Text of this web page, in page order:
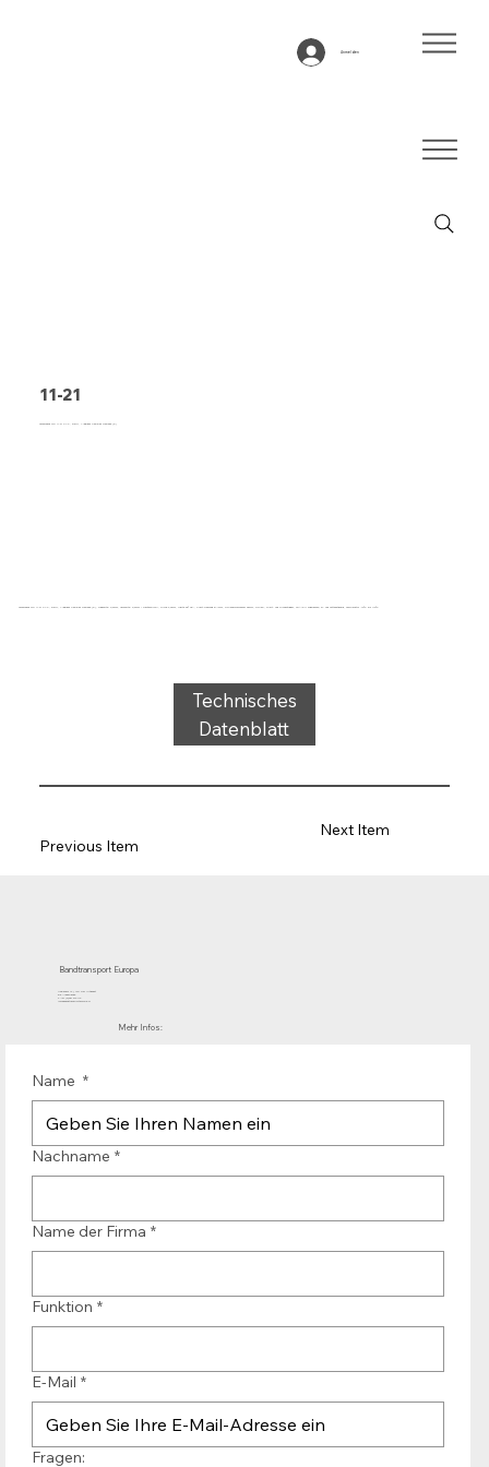
Anmelden
11-21
Förderband Typ 11-21 PVC, weiß, 1-lagiges flexibles Gewebe (E)
Förderband Typ 11-21 PVC, weiß, 1-lagiges flexibles Gewebe (E), Tragseite: 0,6mm, Laufseite: 0,6mm + Rautenprofil, Dicke 2,0mm, Härte 65° ShA, Kraft-Dehnung 8N/mm, Rollendurchmesser 35mm, Rollen-, Gleit- und Rinnenträger, FDA/EU zugelassen, öl- und fettbeständig, Temperatur -10°C bis 110°C
Technisches
Datenblatt
Previous Item
Next Item
Bandtransport Europa
Mühlenhof 12 | 1911 DB Uitgeest
die Niederlande
T.:+31 (0)251 319 119
info@bandtransporteurope.nl
Mehr Infos:
Name *
Nachname *
Name der Firma *
Funktion *
E-Mail *
Fragen: